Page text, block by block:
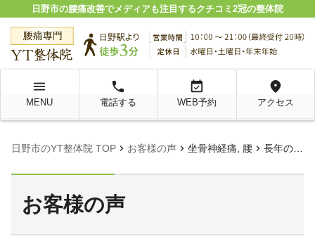
日野市の腰痛改善でメディアも注目するクチコミ2冠の整体院
menu
MENU
local_phone
電話する
event_available
WEB予約
location_on
アクセス
日野市のYT整体院 TOP chevron_right お客様の声 chevron_right 坐骨神経痛, 腰 chevron_right 長年の坐骨神経痛が改善した！
お客様の声